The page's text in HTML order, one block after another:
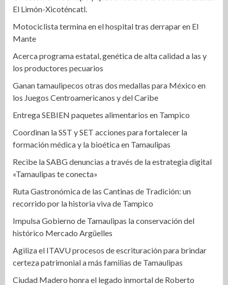
El Limón-Xicoténcatl.
Motociclista termina en el hospital tras derrapar en El
Mante
Acerca programa estatal, genética de alta calidad a las y
los productores pecuarios
Ganan tamaulipecos otras dos medallas para México en
los Juegos Centroamericanos y del Caribe
Entrega SEBIEN paquetes alimentarios en Tampico
Coordinan la SST y SET acciones para fortalecer la
formación médica y la bioética en Tamaulipas
Recibe la SABG denuncias a través de la estrategia digital
«Tamaulipas te conecta»
Ruta Gastronómica de las Cantinas de Tradición: un
recorrido por la historia viva de Tampico
Impulsa Gobierno de Tamaulipas la conservación del
histórico Mercado Argüelles
Agiliza el ITAVU procesos de escrituración para brindar
certeza patrimonial a más familias de Tamaulipas
Ciudad Madero honra el legado inmortal de Roberto